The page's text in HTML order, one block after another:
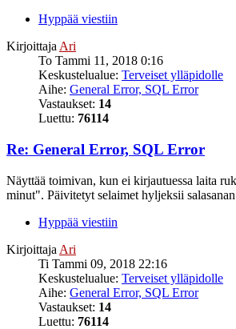
Hyppää viestiin
Kirjoittaja Ari
To Tammi 11, 2018 0:16
Keskustelualue: Terveiset ylläpidolle
Aihe: General Error, SQL Error
Vastaukset: 14
Luettu: 76114
Re: General Error, SQL Error
Näyttää toimivan, kun ei kirjautuessa laita
minut". Päivitetyt selaimet hyljeksii
Hyppää viestiin
Kirjoittaja Ari
Ti Tammi 09, 2018 22:16
Keskustelualue: Terveiset ylläpidolle
Aihe: General Error, SQL Error
Vastaukset: 14
Luettu: 76114